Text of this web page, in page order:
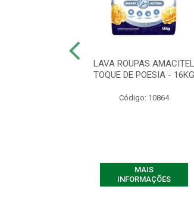
LAVA ROUPAS AMACITEL
TOQUE DE POESIA - 16KG
Código: 10864
MAIS
INFORMAÇÕES